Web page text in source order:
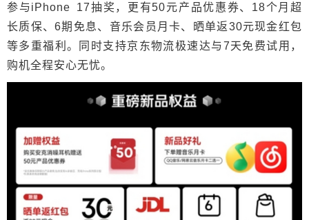
参与iPhone 17抽奖，更有50元产品优惠券、18个月超
长质保、6期免息、音乐会员月卡、晒单返30元现金红包
等多重福利。同时支持京东物流极速达与7天免费试用，
购机全程安心无忧。